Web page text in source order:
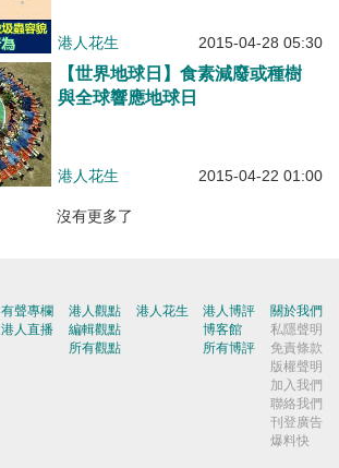
港人花生 2015-04-28 05:30
【世界地球日】食素減廢或種樹
與全球響應地球日
港人花生 2015-04-22 01:00
沒有更多了
有聲專欄
港人直播
港人觀點
編輯觀點
所有觀點
港人花生
港人博評
博客館
所有博評
關於我們
私隱聲明
免責條款
版權聲明
加入我們
聯絡我們
刊登廣告
爆料快